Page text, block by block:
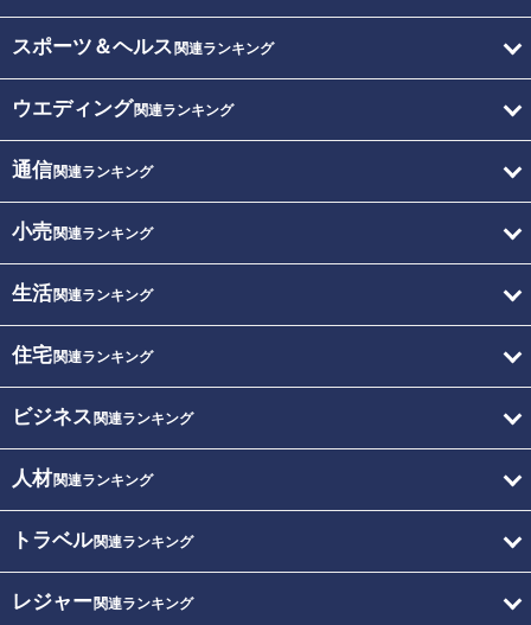
スポーツ＆ヘルス 関連ランキング
ウエディング関連ランキング
通信関連ランキング
小売関連ランキング
生活関連ランキング
住宅関連ランキング
ビジネス 関連ランキング
人材関連ランキング
トラベル関連ランキング
レジャー関連ランキング